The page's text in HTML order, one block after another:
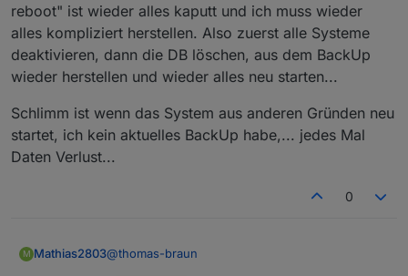
reboot" ist wieder alles kaputt und ich muss wieder
alles kompliziert herstellen. Also zuerst alle Systeme
deaktivieren, dann die DB löschen, aus dem BackUp
wieder herstellen und wieder alles neu starten...
Schlimm ist wenn das System aus anderen Gründen neu
startet, ich kein aktuelles BackUp habe,... jedes Mal
Daten Verlust...
0
M Mathias2803@thomas-braun